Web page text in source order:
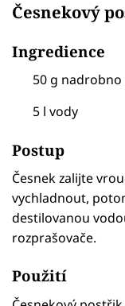
Česnekový
Ingredience
50 g
5 l vody
Postup
Česnek zalijte
vychladnout,
destilovanou
rozprašovače.
Použití